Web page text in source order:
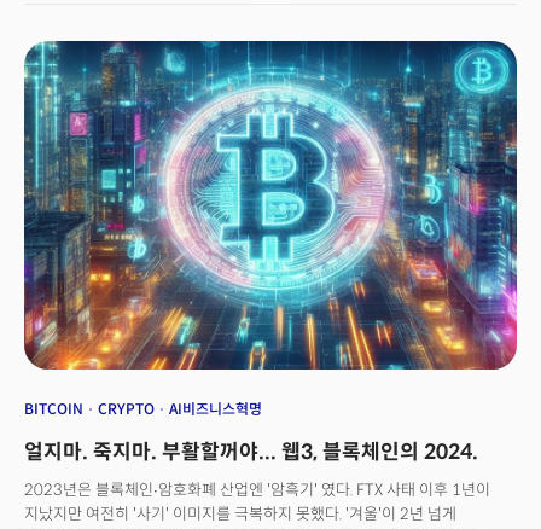
폴란드, 칠레, 이스라엘, 나이지리아, 싱가포르 등이다. 미국 당국에 따르면
인공지능을 악성행위자로부터 안전하게 보호하는 방법에 대해 상세히 다룬
국제 합의는 이번이 최초다. 20페이지 분량의 문서에서 18개국은 AI 설계
단계에서 가장 중요한 것은 보안이라고 합의했다. 이에 AI를 설계하고
사용하는 기업은 기업 고객과 개인 사용자를 오용으로부터 안전하게 보호하는
방식으로 AI를 개발하고 배포해야 한다. AI 시스템 남용을 모니터링하고,
데이터를 보호하며 소프트웨어 공급업체 통제한다는 내용 등 일반적인 보안
권장사항을 대부분 담고 있다. 가령 해커가 AI 기술을 탈취하는 것을 방지하는
방법을 다루고 적절한 보안 테스트 후에만 모델을 출시하는 조항 등이다. 다만
법적 구속력은 없다. AI의 적절한 사용이나 모델에 제공되는 데이터가 어떻게
수집되는지에 대한 까다로운 요건도 포함되지 않았다. 옌 이스터리(Jen
Easterly) 미국사이버보안및인프라보안국(CISA) 국장은 로이터통신과의
인터뷰에서 "단지 멋진 기능이나, 얼마나 빨리 시장에 출시할 수 있는지,
비용을 절감하기 위해 경쟁할 수 있는지가 최우선이 아니라고 확인한 것에
최대한 많은 국가가 힘을 실어야 한다”고 강조했다.
BITCOIN CRYPTO AI비즈니스혁명
얼지마. 죽지마. 부활할꺼야... 웹3, 블록체인의 2024.
2023년은 블록체인∙암호화폐 산업엔 '암흑기' 였다. FTX 사태 이후 1년이
지났지만 여전히 '사기' 이미지를 극복하지 못했다. '겨울'이 2년 넘게